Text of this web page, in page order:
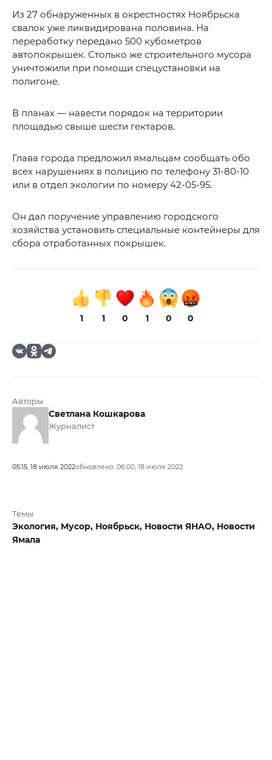
Из 27 обнаруженных в окрестностях Ноябрьска
свалок уже ликвидирована половина. На
переработку передано 500 кубометров
автопокрышек. Столько же строительного мусора
уничтожили при помощи спецустановки на
полигоне.
В планах — навести порядок на территории
площадью свыше шести гектаров.
Глава города предложил ямальцам сообщать обо
всех нарушениях в полицию по телефону 31-80-10
или в отдел экологии по номеру 42-05-95.
Он дал поручение управлению городского
хозяйства установить специальные контейнеры для
сбора отработанных покрышек.
1 1 0 1 0 0
Авторы
Светлана Кошкарова
Журналист
05:15, 18 июля 2022обновлено: 06:00, 18 июля 2022
Темы
Экология, Мусор, Ноябрьск, Новости ЯНАО, Новости
Ямала